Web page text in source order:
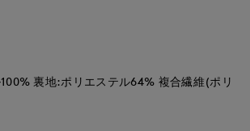
裏地:ポリエステル64% 複合繊維(ポリ